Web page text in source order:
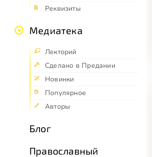
Реквизиты
Медиатека
Лекторий
Сделано в Предании
Новинки
Популярное
Авторы
Блог
Православный